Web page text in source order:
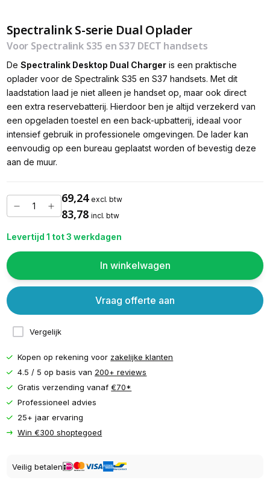
Spectralink S-serie Dual Oplader
Voor Spectralink S35 en S37 DECT handsets
De Spectralink Desktop Dual Chargeris een praktische
oplader voor de Spectralink S35 en S37 handsets. Met dit
laadstation laad je niet alleen je handset op, maar ook direct
een extra reservebatterij. Hierdoor ben je altijd verzekerd van
een opgeladen toestel en een back-upbatterij, ideaal voor
intensief gebruik in professionele omgevingen. De lader kan
eenvoudig op een bureau geplaatst worden of bevestig deze
aan de muur.
69,24 excl. btw
83,78 incl. btw
Levertijd 1 tot 3 werkdagen
In winkelwagen
Vergelijk
Vraag offerte aan
Kopen op rekening voor zakelijke klanten
4.5 / 5 op basis van 200+ reviews
Gratis verzending vanaf€70*
Professioneel advies
25+ jaar ervaring
Win €300 shoptegoed
Veilig betalen